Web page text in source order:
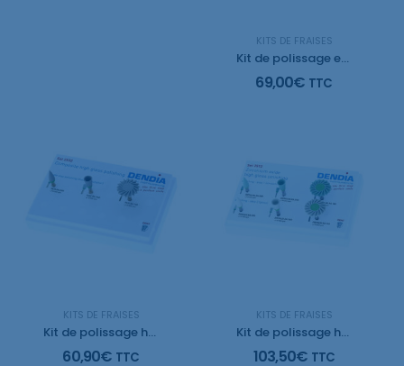
KITS DE FRAISES
Kit de polissage et finition pour composite – Pr Hervé Tassery
69,00€ TTC
KITS DE FRAISES
Kit de polissage haute brillance pour composite
60,90€ TTC
KITS DE FRAISES
Kit de polissage haute brillance pour Zircon
103,50€ TTC